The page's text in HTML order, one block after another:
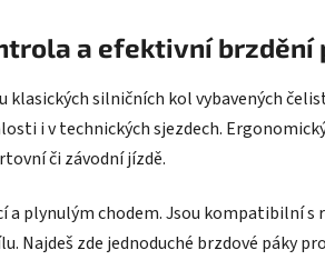
d
c
í
p
r
k
y
a efektivní brzdění
klasických silničních kol vybavených
i v technických sjezdech.
či závodní jízdě.
plynulým chodem. Jsou kompatibilní
Najdeš zde jednoduché brzdové páky